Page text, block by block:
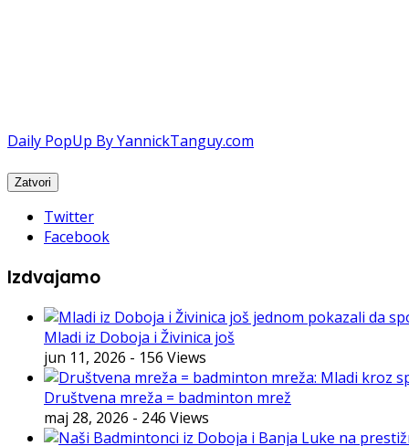
Daily PopUp By YannickTanguy.com
Twitter
Facebook
Izdvajamo
Mladi iz Doboja i Živinica još
jun 11, 2026 - 156 Views
Društvena mreža = badminton mrež
maj 28, 2026 - 246 Views